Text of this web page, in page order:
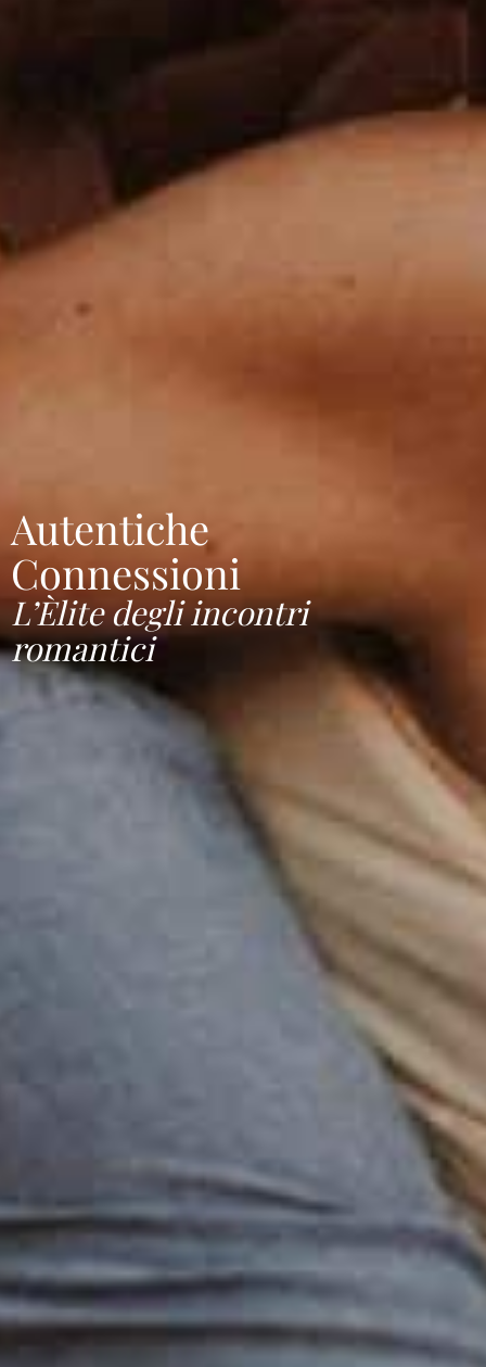
Autentiche
Connessioni
L’Èlite degli incontri
romantici